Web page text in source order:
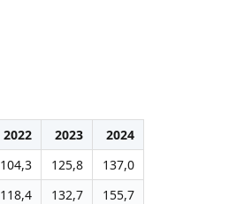
2022 2023
2024
104,3 125,8
137,0
118,4 132,7
155,7